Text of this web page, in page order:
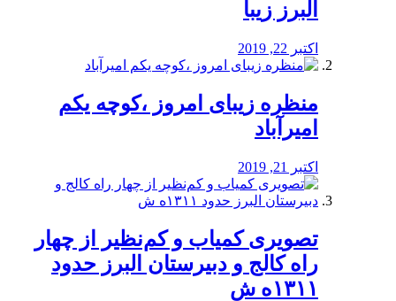
البرز زیبا
اکتبر 22, 2019
منظره‌‌ زیبای امروز ،کوچه یکم
امیرآباد
اکتبر 21, 2019
️تصویری کمیاب و کم‌نظیر از چهار
راه كالج و دبيرستان البرز حدود
۱۳۱۱ه ش